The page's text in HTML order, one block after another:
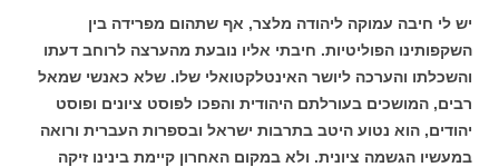
יש לי חיבה עמוקה ליהודה מלצר, אף שתהום מפרידה בין
השקפותינו הפוליטיות. חיבתי אליו נובעת מהערצה לרוחב דעתו
והשכלתו והערכה ליושר האינטלקטואלי שלו. שלא כאנשי שמאל
רבים, המושכים בעורלתם היהודית והפכו לפוסט ציונים ופוסט
יהודים, הוא נטוע היטב בתרבות ישראל ובספרות העברית ורואה
במעשיו הגשמה ציונית. ולא במקום האחרון קיימת בינינו זיקה